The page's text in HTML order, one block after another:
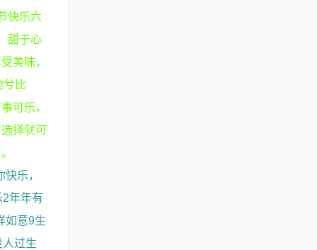
快乐六
甜于心
美味，
兮比
可乐，
择就可
乐，
年年有
如意9生
过生